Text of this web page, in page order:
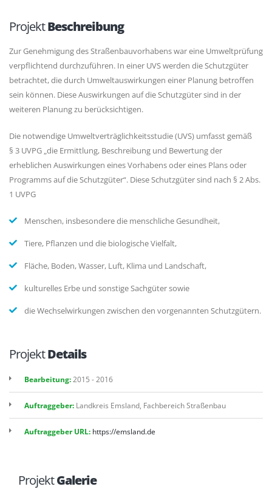
ProjektBeschreibung
Zur Genehmigung des Straßenbauvorhabens war eine Umweltprüfung
verpflichtend durchzuführen. In einer UVS werden die Schutzgüter
betrachtet, die durch Umweltauswirkungen einer Planung betroffen
sein können. Diese Auswirkungen auf die Schutzgüter sind in der
weiteren Planung zu berücksichtigen.
Die notwendige Umweltverträglichkeitsstudie (UVS) umfasst gemäß
§ 3 UVPG „die Ermittlung, Beschreibung und Bewertung der
erheblichen Auswirkungen eines Vorhabens oder eines Plans oder
Programms auf die Schutzgüter“. Diese Schutzgüter sind nach § 2 Abs.
1 UVPG
Menschen, insbesondere die menschliche Gesundheit,
Tiere, Pflanzen und die biologische Vielfalt,
Fläche, Boden, Wasser, Luft, Klima und Landschaft,
kulturelles Erbe und sonstige Sachgüter sowie
die Wechselwirkungen zwischen den vorgenannten Schutzgütern.
ProjektDetails
Bearbeitung: 2015 - 2016
Auftraggeber: Landkreis Emsland, Fachbereich Straßenbau
Auftraggeber URL: https://emsland.de
ProjektGalerie